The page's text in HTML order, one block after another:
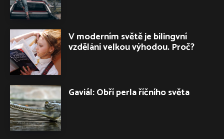
V moderním světě je bilingvní
vzdělání velkou výhodou. Proč?
Gaviál: Obří perla říčního světa